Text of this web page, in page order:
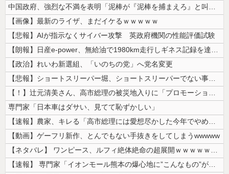
中国政府、強烈な不満を表明「泥棒が『泥棒を捕まえろ』と叫ぶようなやり口...
【画像】最新のライザ、まだイケるｗｗｗｗｗ
【悲報】AIが指示なくサイバー攻撃 英政府機関の性能評価試験
【朗報】日産e-power、無給油で1980km走行しギネス記録を達成...
【政治】れいわ新選組、「いのちの党」へ党名変更
【悲報】ショートスリーパー堀、ショートスリーパーでない事がバレてしまう
【！】辻元清美さん、高市総理の被災地入りに「プロモーションのような動画...
専門家「日本車はダサい、見てて恥ずかしい」
【速報】農家、キレる「高市総理には愛想尽かした今年でやめるぞ」コメ売値...
【動画】ゲーフリ新作、とんでもない手抜きをしてしまうwwwww
【ネタバレ】 ワンピース、ルフィ絶体絶命の超展開ｗｗｗｗｗｗｗｗｗｗｗ...
【速報】 専門家「イオンモール熊本の爆心地に”こんなもの”があったんだ...